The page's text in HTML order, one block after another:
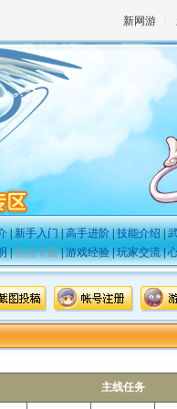
新网游
|新手入门|高手进阶|技能介绍|
|热点专题|游戏经验|玩家交流|
主线任务